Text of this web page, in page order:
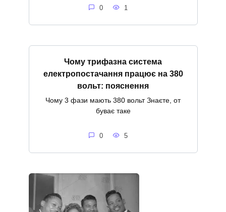
0 1
Чому трифазна система
електропостачання працює на 380
вольт: пояснення
Чому 3 фази мають 380 вольт Знаєте, от
буває таке
0 5